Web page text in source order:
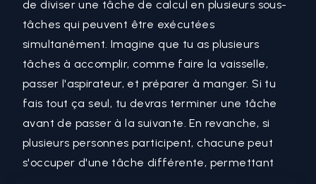
de diviser une tâche de calcul en plusieurs sous-
tâches qui peuvent être exécutées
simultanément. Imagine que tu as plusieurs
tâches à accomplir, comme faire la vaisselle,
passer l'aspirateur, et préparer à manger. Si tu
fais tout ça seul, tu devras terminer une tâche
avant de passer à la suivante. En revanche, si
plusieurs personnes participent, chacune peut
s'occuper d'une tâche différente, permettant